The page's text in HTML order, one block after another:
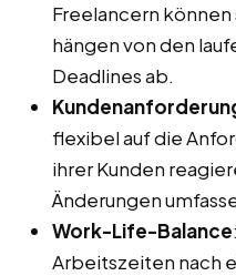
Freelancern
hängen von den
Deadlines ab.
flexibel auf die
ihrer Kunden
Änderungen
Work-Life-Balance
Arbeitszeiten nach